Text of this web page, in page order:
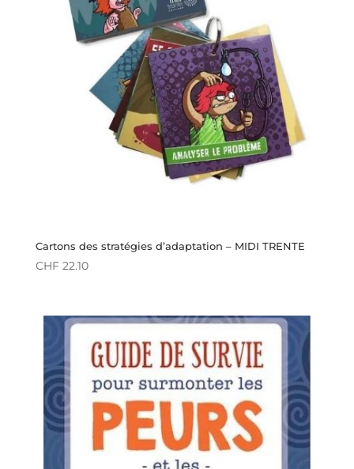
Cartons des stratégies d’adaptation – MIDI TRENTE
CHF22.10